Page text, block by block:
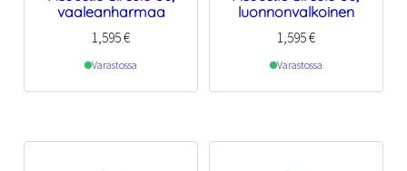
vaaleanharmaa
1,595€
Varastossa
luonnonvalkoinen
1,595€
Varastossa